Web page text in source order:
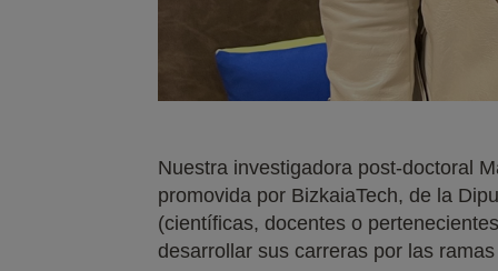
Nuestra investigadora post-doctoral
promovida por BizkaiaTech, de la
(científicas, docentes o
desarrollar sus carreras por las